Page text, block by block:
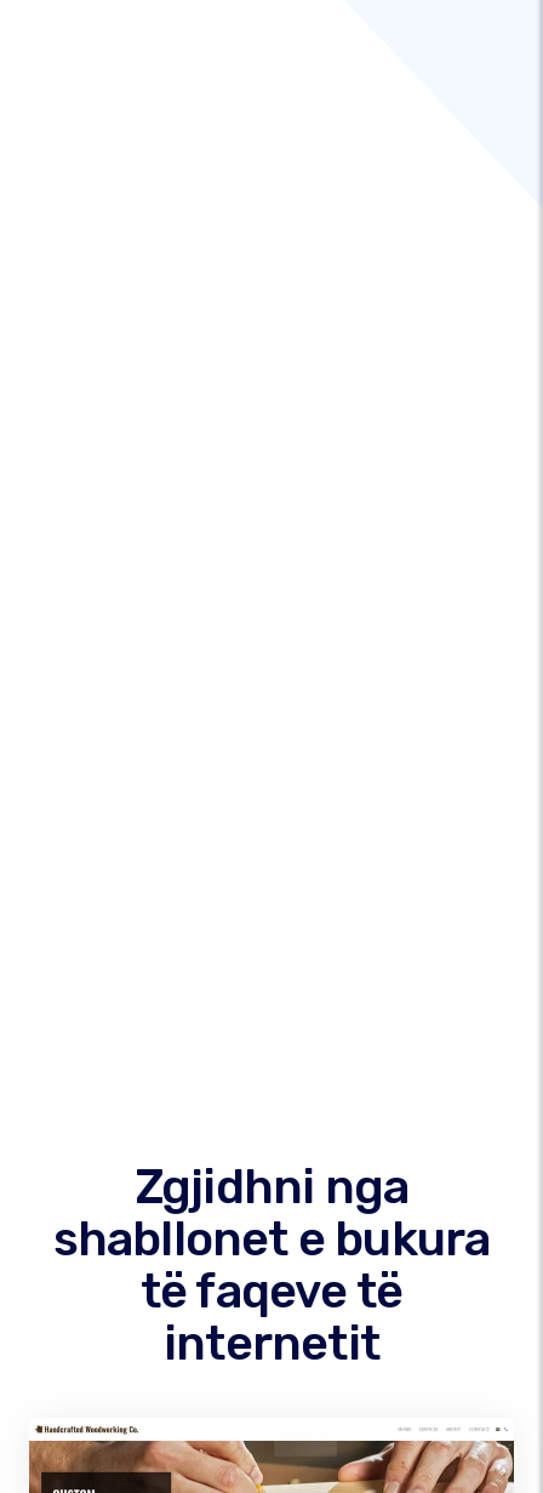
Zgjidhni nga
shabllonet e bukura
të faqeve të
internetit